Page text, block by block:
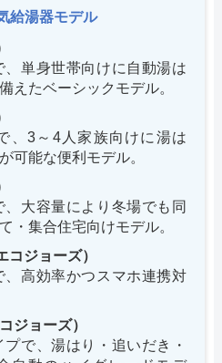
給湯器モデル
、単身世帯向けに自動湯は
えたベーシックモデル。
、3～4人家族向けに湯は
可能な便利モデル。
大容量により冬場でも同
・集合住宅向けモデル。
コジョーズ）
、高効率かつスマホ連携対
ジョーズ）
で、湯はり・追いだき・